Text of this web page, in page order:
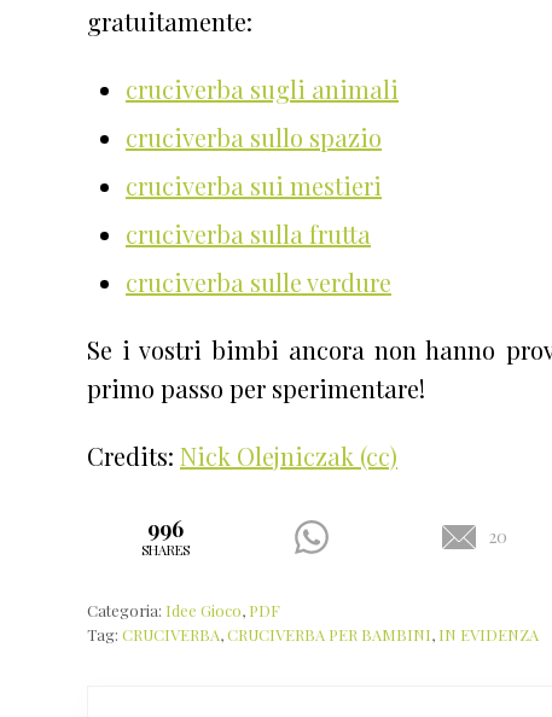
gratuitamente:
cruciverba sugli animali
cruciverba sullo spazio
cruciverba sui mestieri
cruciverba sulla frutta
cruciverba sulle verdure
Se i vostri bimbi ancora non hanno
primo passo per sperimentare!
Credits: Nick Olejniczak (cc)
996
SHARES
20
Categoria: Idee Gioco, PDF
Tag: CRUCIVERBA,CRUCIVERBA PER BAMBINI, IN EVIDENZA